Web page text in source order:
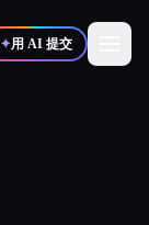
✦用 AI 提交